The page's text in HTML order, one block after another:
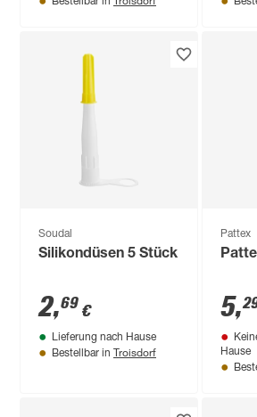
Soudal
Silikondüsen 5 Stück
2,69 €
Lieferung nach Hause
Bestellbar in Troisdorf
Pattex
5,
Hause